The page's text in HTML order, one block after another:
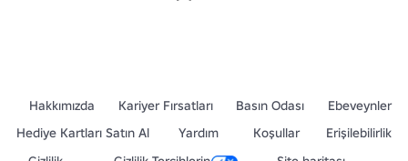
Hakkımızda Kariyer Fırsatları Basın Odası
Ebeveynler
Hediye Kartları Satın Al
Yardım Koşullar
Erişilebilirlik